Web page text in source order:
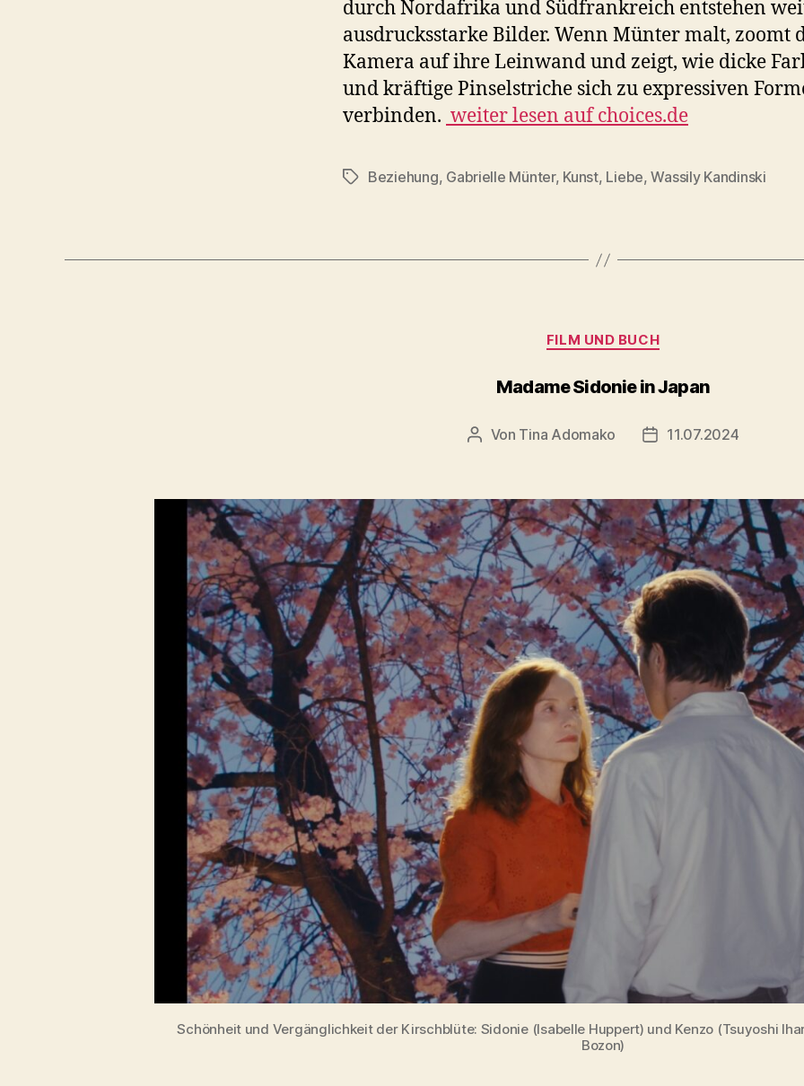
durch Nordafrika und Südfrankreich entstehen
ausdrucksstarke Bilder. Wenn Münter malt, zoomt
Kamera auf ihre Leinwand und zeigt, wie dicke
und kräftige Pinselstriche sich zu expressiven
verbinden. weiter lesen auf choices.de
Schlagwörter
Beziehung, Gabrielle Münter, Kunst, Liebe,Wassily Kandinski
Kategorien
FILM UND BUCH
Madame Sidonie in Japan
Beitragsautor
Von Tina Adomako 11.07.2024
Schönheit und Vergänglichkeit der Kirschblüte: Sidonie (Isabelle Huppert) und Kenzo (Tsuyoshi
Bozon)